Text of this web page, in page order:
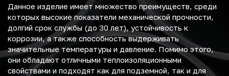
Данное изделие имеет множество преимуществ, среди
которых высокие показатели механической прочности,
долгий срок службы (до 30 лет), устойчивость к
коррозии, а также способность выдерживать
значительные температуры и давление. Помимо этого,
они обладают отличными теплоизоляционными
свойствами и подходят как для подземной, так и для